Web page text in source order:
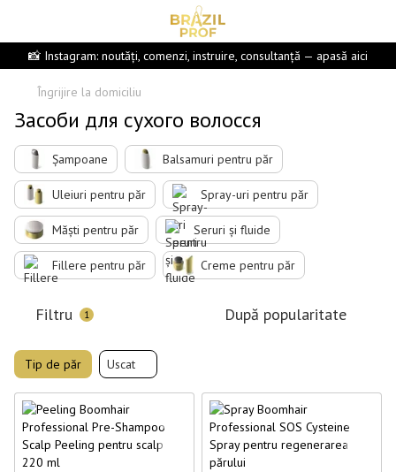
📸 Instagram: noutăți, comenzi, instruire, consultanță — apasă aici
Îngrijire la domiciliu
Засоби для сухого волосся
Șampoane Balsamuri pentru păr
Uleiuri pentru păr Spray-uri pentru păr
Măști pentru păr Seruri și fluide
Fillere pentru păr Creme pentru păr
Filtru 1 După popularitate
Tip de păr Uscat